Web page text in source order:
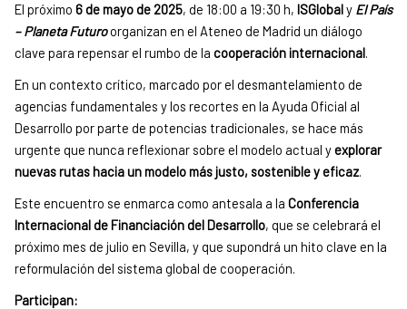
El próximo 6 de mayo de 2025, de 18:00 a 19:30 h, ISGlobaly El País
– Planeta Futuroorganizan en el Ateneo de Madrid un diálogo
clave para repensar el rumbo de la cooperación internacional.
En un contexto crítico, marcado por el desmantelamiento de
agencias fundamentales y los recortes en la Ayuda Oficial al
Desarrollo por parte de potencias tradicionales, se hace más
urgente que nunca reflexionar sobre el modelo actual yexplorar
nuevas rutas hacia un modelo más justo, sostenible y eficaz.
Este encuentro se enmarca como antesala a la Conferencia
Internacional de Financiación del Desarrollo, que se celebrará el
próximo mes de julio en Sevilla, y que supondrá un hito clave en la
reformulación del sistema global de cooperación.
Participan: